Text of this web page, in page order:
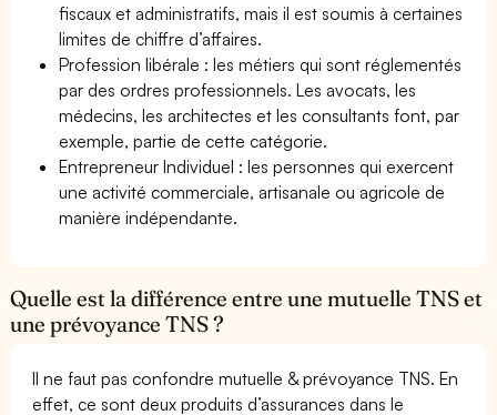
fiscaux et administratifs, mais il est soumis à certaines
limites de chiffre d’affaires.
Profession libérale : les métiers qui sont réglementés
par des ordres professionnels. Les avocats, les
médecins, les architectes et les consultants font, par
exemple, partie de cette catégorie.
Entrepreneur Individuel : les personnes qui exercent
une activité commerciale, artisanale ou agricole de
manière indépendante.
Quelle est la différence entre une mutuelle TNS et
une prévoyance TNS ?
Il ne faut pas confondre mutuelle & prévoyance TNS. En
effet, ce sont deux produits d’assurances dans le